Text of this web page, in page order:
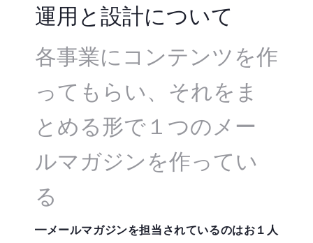
運用と設計について
各事業にコンテンツを作
ってもらい、それをま
とめる形で１つのメー
ルマガジンを作ってい
る
━メールマガジンを担当されているのはお１人